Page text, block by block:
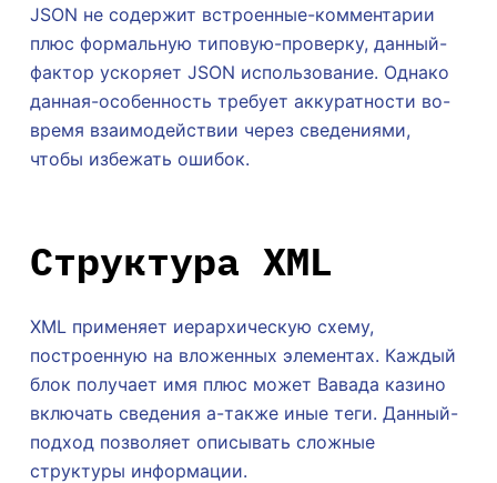
JSON не содержит встроенные-комментарии
плюс формальную типовую-проверку, данный-
фактор ускоряет JSON использование. Однако
данная-особенность требует аккуратности во-
время взаимодействии через сведениями,
чтобы избежать ошибок.
Структура XML
XML применяет иерархическую схему,
построенную на вложенных элементах. Каждый
блок получает имя плюс может Вавада казино
включать сведения а-также иные теги. Данный-
подход позволяет описывать сложные
структуры информации.